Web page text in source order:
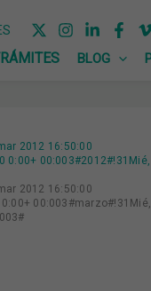
BLOG
2012 16:50:00
2012 16:50:00